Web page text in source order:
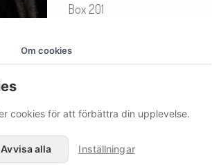
Om cookies
cookies för att förbättra din upplevelse.
Avvisa alla Inställningar
Box 201
på ett flertal orter. Välj din ort här: